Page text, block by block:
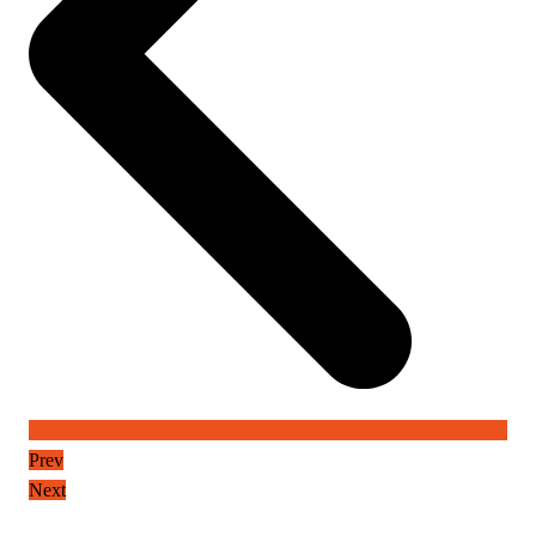
Prev
Next